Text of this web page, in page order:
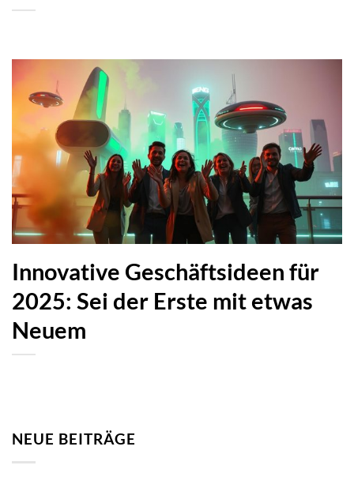
Innovative Geschäftsideen für
2025: Sei der Erste mit etwas
Neuem
NEUE BEITRÄGE